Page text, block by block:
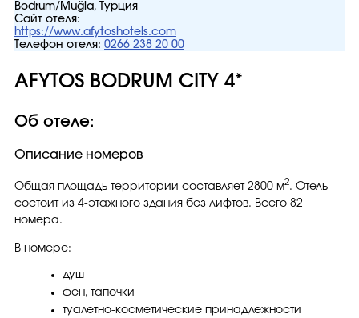
Bodrum/Muğla, Турция
Сайт отеля:
https://www.afytoshotels.com
Телефон отеля: 0266 238 20 00
AFYTOS BODRUM CITY 4*
Об отеле:
Описание номеров
Общая площадь территории составляет 2800 м2. Отель
состоит из 4-этажного здания без лифтов. Всего 82
номера.
В номере:
душ
фен, тапочки
туалетно-косметические принадлежности